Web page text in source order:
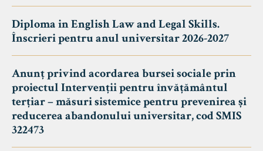
Diploma in English Law and Legal Skills.
Înscrieri pentru anul universitar 2026-2027
Anunț privind acordarea bursei sociale prin
proiectul Intervenții pentru învățământul
terțiar – măsuri sistemice pentru prevenirea și
reducerea abandonului universitar, cod SMIS
322473